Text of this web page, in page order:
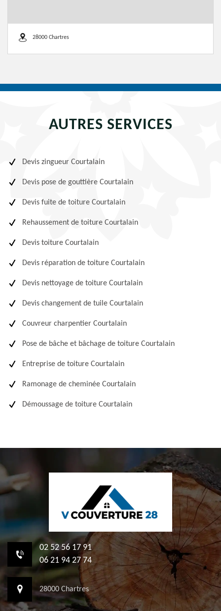
28000 Chartres
AUTRES SERVICES
Devis zingueur Courtalain
Devis pose de gouttière Courtalain
Devis fuite de toiture Courtalain
Rehaussement de toiture Courtalain
Devis toiture Courtalain
Devis réparation de toiture Courtalain
Devis nettoyage de toiture Courtalain
Devis changement de tuile Courtalain
Couvreur charpentier Courtalain
Pose de bâche et bâchage de toiture Courtalain
Entreprise de toiture Courtalain
Ramonage de cheminée Courtalain
Démoussage de toiture Courtalain
02 52 56 17 91
06 21 94 27 74
28000 Chartres